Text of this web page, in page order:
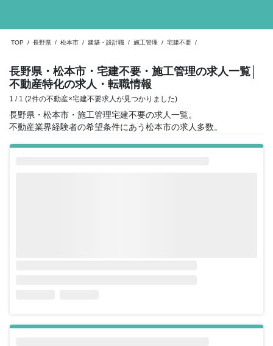
TOP / 長野県 / 松本市 / 建築・設計職 / 施工管理 / 宅建不要 /
長野県・松本市・宅建不要・施工管理の求人一覧
不動産特化の求人・転職情報
1 / 1 (2件の不動産×宅建不要求人が見つかりました)
長野県・松本市・施工管理宅建不要の求人一覧。
不動産業界経験者の希望条件にあう松本市の求人多数。